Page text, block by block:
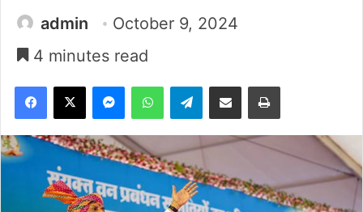
admin
October 9, 2024
4 minutes read
Facebook
X MessengerWhatsAppTelegramShare via Email Print